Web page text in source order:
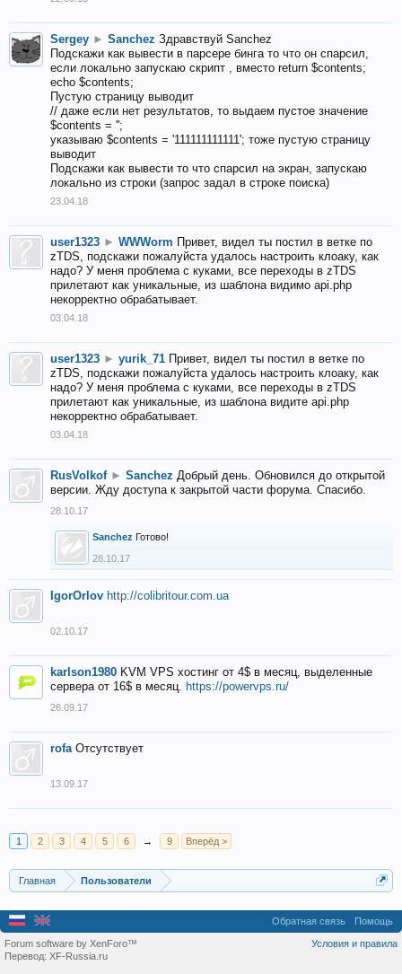
Sergey ► Sanchez Здравствуй Sanchez
Подскажи как вывести в парсере бинга то что он спарсил,
если локально запускаю скрипт , вместо return $contents;
echo $contents;
Пустую страницу выводит
// даже если нет результатов, то выдаем пустое значение
$contents = '';
указываю $contents = '111111111111'; тоже пустую страницу
выводит
Подскажи как вывести то что спарсил на экран, запускаю
локально из строки (запрос задал в строке поиска)
23.04.18
user1323 ► WWWorm Привет, видел ты постил в ветке по
zTDS, подскажи пожалуйста удалось настроить клоаку, как
надо? У меня проблема с куками, все переходы в zTDS
прилетают как уникальные, из шаблона видимо api.php
некорректно обрабатывает.
03.04.18
user1323 ► yurik_71 Привет, видел ты постил в ветке по
zTDS, подскажи пожалуйста удалось настроить клоаку, как
надо? У меня проблема с куками, все переходы в zTDS
прилетают как уникальные, из шаблона видите api.php
некорректно обрабатывает.
03.04.18
RusVolkof ► Sanchez Добрый день. Обновился до открытой
версии. Жду доступа к закрытой части форума. Спасибо.
28.10.17
Sanchez Готово!
28.10.17
IgorOrlov http://colibritour.com.ua
02.10.17
karlson1980 KVM VPS хостинг от 4$ в месяц, выделенные
сервера от 16$ в месяц. https://powervps.ru/
26.09.17
rofa Отсутствует
13.09.17
1 2 3 4 5 6 → 9 Вперёд >
Главная Пользователи
Обратная связь Помощь
Условия и правила
Forum software by XenForo™
Перевод: XF-Russia.ru